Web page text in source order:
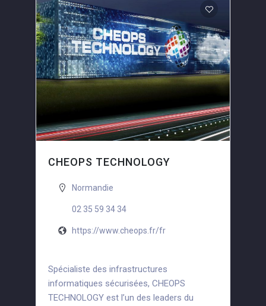
CHEOPS TECHNOLOGY
Normandie
02 35 59 34 34
https://www.cheops.fr/fr
Spécialiste des infrastructures
informatiques sécurisées, CHEOPS
TECHNOLOGY est l’un des leaders du